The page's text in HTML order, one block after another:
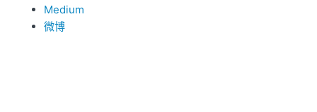
Medium
微博